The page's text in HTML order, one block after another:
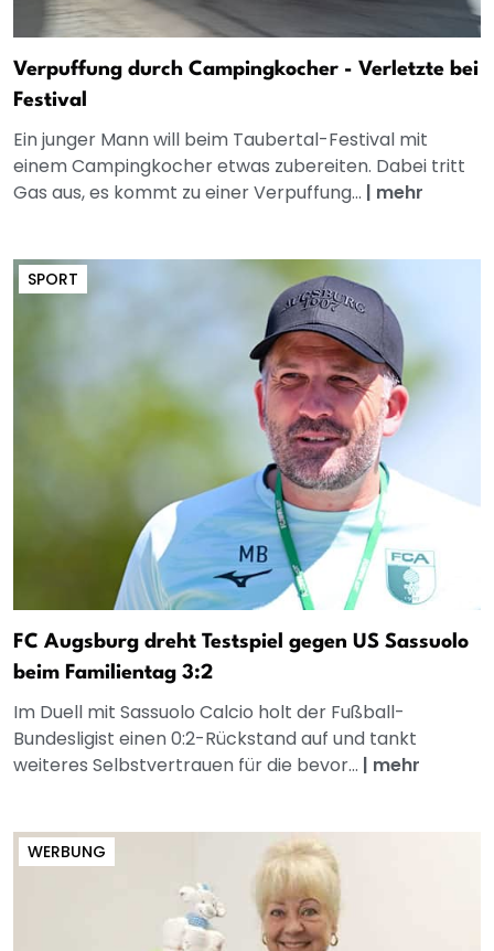
Verpuffung durch Campingkocher - Verletzte bei
Festival
Ein junger Mann will beim Taubertal-Festival mit
einem Campingkocher etwas zubereiten. Dabei tritt
Gas aus, es kommt zu einer Verpuffung... | mehr
SPORT
FC Augsburg dreht Testspiel gegen US Sassuolo
beim Familientag 3:2
Im Duell mit Sassuolo Calcio holt der Fußball-
Bundesligist einen 0:2-Rückstand auf und tankt
weiteres Selbstvertrauen für die bevor... | mehr
WERBUNG